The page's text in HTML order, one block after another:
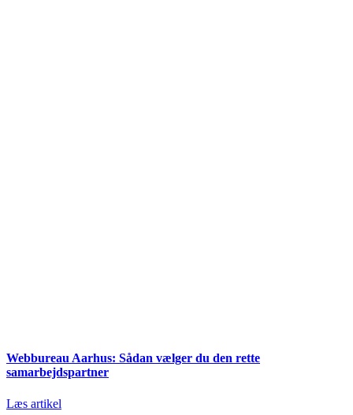
Webbureau Aarhus: Sådan vælger du den rette
samarbejdspartner
Læs artikel